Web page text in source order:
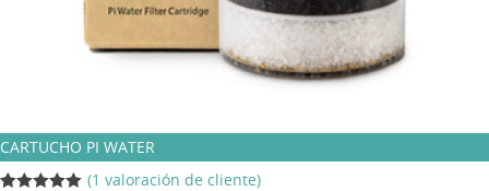
CARTUCHO PI WATER
(1 valoración de cliente)